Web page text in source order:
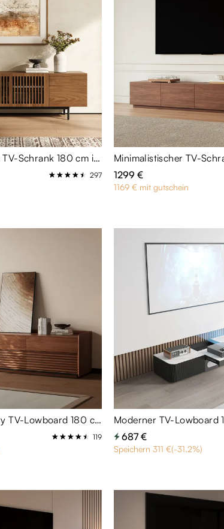
VISION-Moderner TV-Schrank 180 cm in Walnuss-Optik mit Lamellen-Design & Metallbeinen - minimalistische Medienkonsole
297
1299 €
1169 € mit gutschein
Ansel-Mid-Century TV-Lowboard 180 cm in Nussbaum-Optik mit dimmbarer LED-Beleuchtung | modernes Entertainment-Center
119
687 €
Speichern 311 €(-31.2%)